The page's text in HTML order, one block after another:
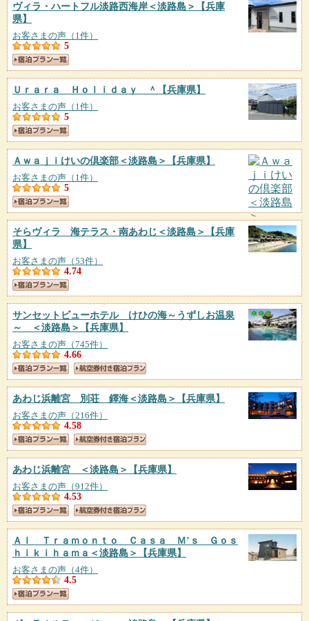
ヴィラ・ハートフル淡路西海岸＜淡路島＞
【兵庫
県】
お客さまの声（1件）
5
Ｕｒａｒａ Ｈｏｌｉｄａｙ ＾ 【兵庫県】
お客さまの声（1件）
5
Ａｗａｊｉけいの倶楽部＜淡路島＞ 【兵庫県】
お客さまの声（1件）
5
そらヴィラ 海テラス・南あわじ＜淡路島＞
【兵庫
県】
お客さまの声（53件）
4.74
サンセットビューホテル けひの海～うずしお温泉
～ ＜淡路島＞
【兵庫県】
お客さまの声（745件）
4.66
あわじ浜離宮 別荘 鐸海＜淡路島＞ 【兵庫県】
お客さまの声（216件）
4.58
あわじ浜離宮 ＜淡路島＞ 【兵庫県】
お客さまの声（912件）
4.53
Ａｌ Ｔｒａｍｏｎｔｏ Ｃａｓａ Ｍ’ｓ Ｇｏｓ
ｈｉｋｉｈａｍａ＜淡路島＞
【兵庫県】
お客さまの声（4件）
4.5